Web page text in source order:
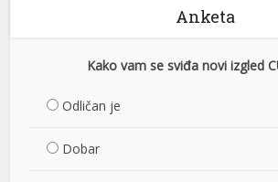
Anketa
Kako vam se sviđa novi izgled
Odličan je
Dobar